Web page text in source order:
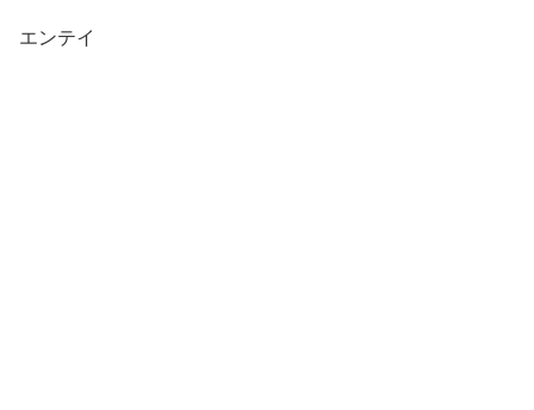
エンテイ